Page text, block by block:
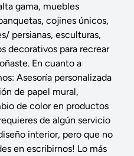
gama, muebles
cojines únicos,
persianas, esculturas,
decorativos para recrear
En cuanto a
Asesoría personalizada
de papel mural,
de color en productos
de algún servicio
interior, pero que no
en escribirnos! Lo más